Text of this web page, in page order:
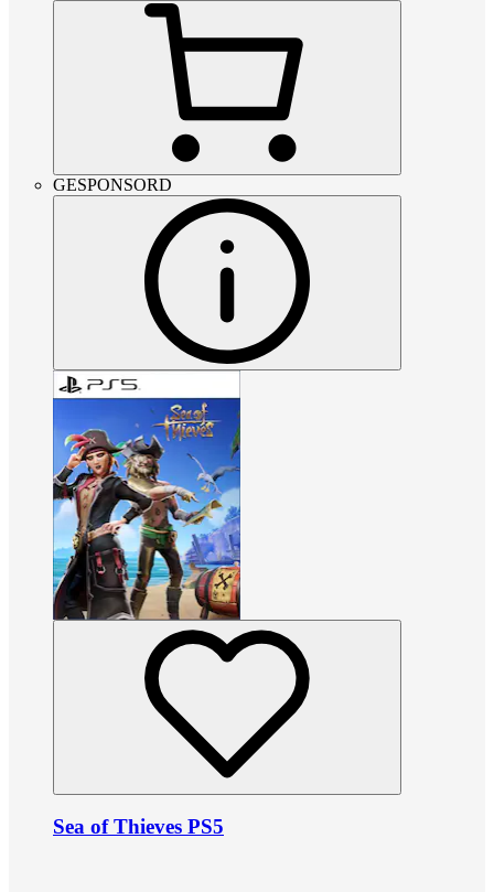
GESPONSORD
Sea of Thieves PS5